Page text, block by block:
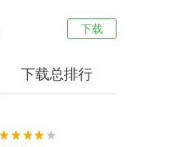
下载
下载总排行